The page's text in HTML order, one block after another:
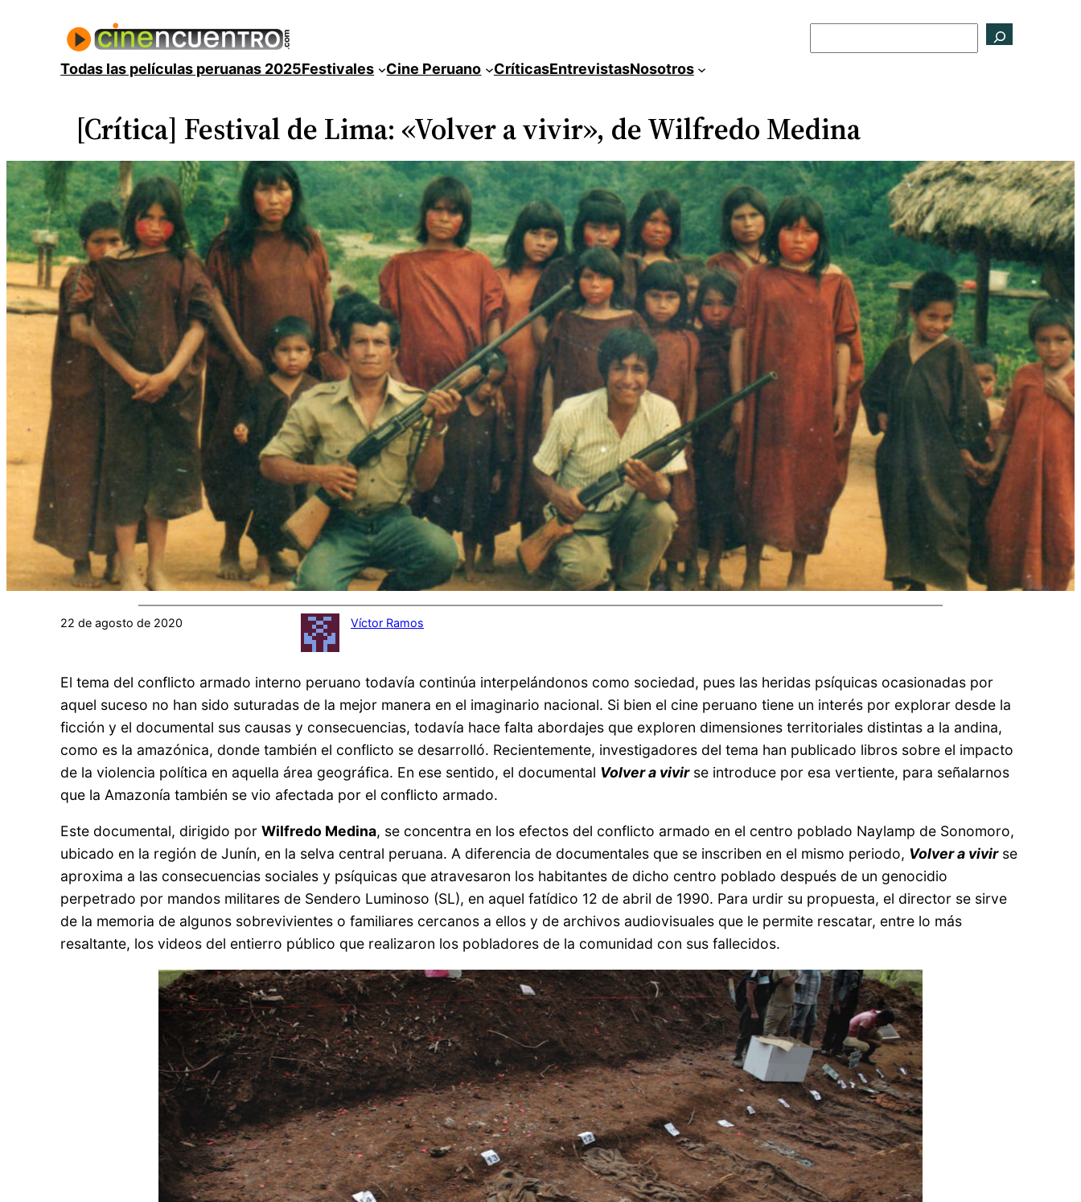
contenidoTodas las películas peruanas 2025Festivales Cine Peruano CríticasEntrevistasNosotros
[Crítica] Festival de Lima: «Volver a vivir», de Wilfredo Medina
22 de agosto de 2020 Víctor Ramos
El tema del conflicto armado interno peruano todavía continúa interpelándonos como sociedad, pues las heridas psíquicas ocasionadas por
aquel suceso no han sido suturadas de la mejor manera en el imaginario nacional. Si bien el cine peruano tiene un interés por explorar desde la
ficción y el documental sus causas y consecuencias, todavía hace falta abordajes que exploren dimensiones territoriales distintas a la andina,
como es la amazónica, donde también el conflicto se desarrolló. Recientemente, investigadores del tema han publicado libros sobre el impacto
de la violencia política en aquella área geográfica. En ese sentido, el documental Volver a vivirse introduce por esa vertiente, para señalarnos
que la Amazonía también se vio afectada por el conflicto armado.
Este documental, dirigido porWilfredo Medina, se concentra en los efectos del conflicto armado en el centro poblado Naylamp de Sonomoro,
ubicado en la región de Junín, en la selva central peruana. A diferencia de documentales que se inscriben en el mismo periodo, Volver a vivirse
aproxima a las consecuencias sociales y psíquicas que atravesaron los habitantes de dicho centro poblado después de un genocidio
perpetrado por mandos militares de Sendero Luminoso (SL), en aquel fatídico 12 de abril de 1990. Para urdir su propuesta, el director se sirve
de la memoria de algunos sobrevivientes o familiares cercanos a ellos y de archivos audiovisuales que le permite rescatar, entre lo más
resaltante, los videos del entierro público que realizaron los pobladores de la comunidad con sus fallecidos.